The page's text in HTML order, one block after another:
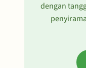
dengan